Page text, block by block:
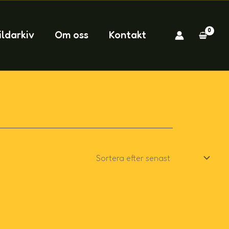
Om oss Kontakt